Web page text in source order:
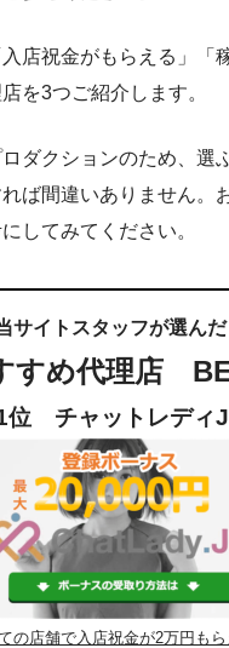
店祝金がもらえる」「
を3つご紹介します。
ダクションのため、選
ば間違いありません。
してみてください。
サイトスタッフが選んだ
すめ代理店
位 チャットレディ
の店舗で入店祝金が2万円もら